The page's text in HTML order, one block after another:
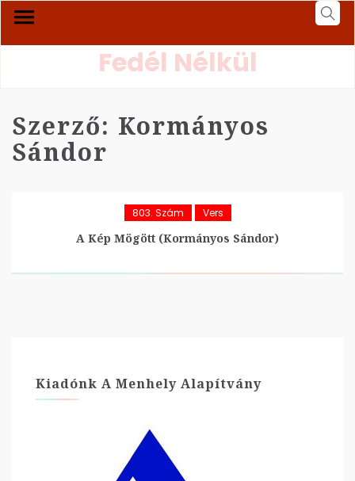
Fedél Nélkül
Szerző: Kormányos
Sándor
803. Szám Vers
A Kép Mögött (Kormányos Sándor)
Kiadónk A Menhely Alapítvány